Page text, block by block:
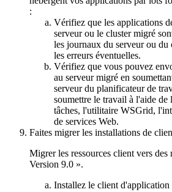
:
Vérifiez que les applications
serveur ou le cluster migré
les journaux du serveur ou du
les erreurs éventuelles.
Vérifiez que vous pouvez
au serveur migré en
serveur du planificateur de
soumettre le travail à l'aide de
tâches, l'utilitaire WSGrid,
de services Web.
Faites migrer les installations de
Migrer les ressources client vers des
Version 9.0 ».
Installez le client d'application